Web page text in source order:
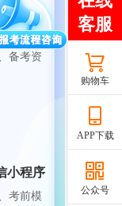
备考资
小程序
考前模
购物车
APP下载
公众号